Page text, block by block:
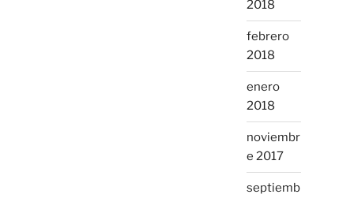
2018
febrero
2018
enero
2018
noviembr
e 2017
septiemb